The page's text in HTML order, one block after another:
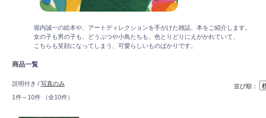
堀内誠一の絵本や、アートディレクションを手がけた雑誌、本をご紹介します。
女の子も男の子も、どうぶつや小鳥たちも、色とりどりにえがかれていて、
こちらも笑顔になってしまう、可愛らしいものばかりです。
商品一覧
並び順：
説明付き /写真のみ
1件～10件 （全10件）